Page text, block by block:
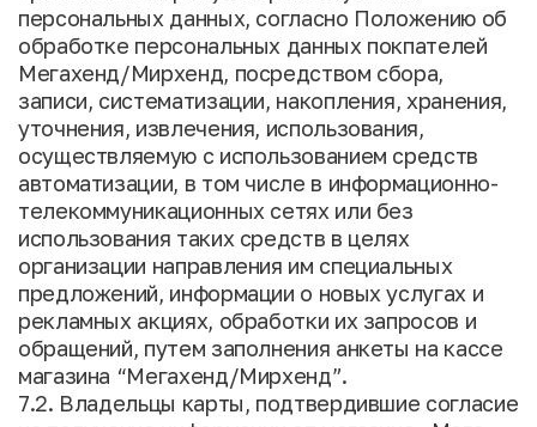
персональных данных, согласно Положению об
обработке персональных данных покпателей
Мегахенд/Мирхенд, посредством сбора,
записи, систематизации, накопления, хранения,
уточнения, извлечения, использования,
осуществляемую с использованием средств
автоматизации, в том числе в информационно-
телекоммуникационных сетях или без
использования таких средств в целях
организации направления им специальных
предложений, информации о новых услугах и
рекламных акциях, обработки их запросов и
обращений, путем заполнения анкеты на кассе
магазина “Мегахенд/Мирхенд”.
7.2. Владельцы карты, подтвердившие согласие